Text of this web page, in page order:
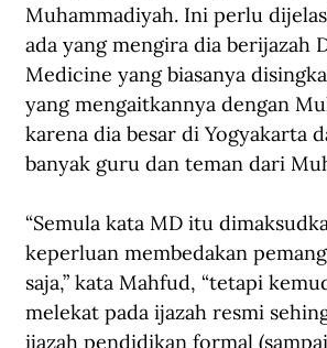
Muhammadiyah. Ini perlu
ada yang mengira dia berijazah
Medicine yang biasanya
yang mengaitkannya dengan
karena dia besar di Yogyakarta
banyak guru dan teman dari
“Semula kata MD itu
keperluan membedakan
saja,” kata Mahfud, “tetapi
melekat pada ijazah resmi
ijazah pendidikan formal